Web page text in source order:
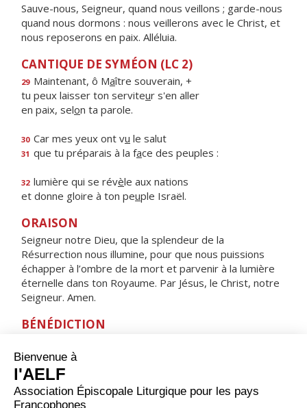
Sauve-nous, Seigneur, quand nous veillons ; garde-nous
quand nous dormons : nous veillerons avec le Christ, et
nous reposerons en paix. Alléluia.
CANTIQUE DE SYMÉON (LC 2)
29 Maintenant, ô Maître souverain, +
tu peux laisser ton serviteur s'en aller
en paix, selon ta parole.
30 Car mes yeux ont vu le salut
31 que tu préparais à la face des peuples :
32 lumière qui se révèle aux nations
et donne gloire à ton peuple Israël.
ORAISON
Seigneur notre Dieu, que la splendeur de la
Résurrection nous illumine, pour que nous puissions
échapper à l’ombre de la mort et parvenir à la lumière
éternelle dans ton Royaume. Par Jésus, le Christ, notre
Seigneur. Amen.
BÉNÉDICTION
soit pour nous la résurrection et la vie. Amen.
HYMNE : Ô VIERGE MARIE, QUELLE JOIE !
ALLÉLUIA !